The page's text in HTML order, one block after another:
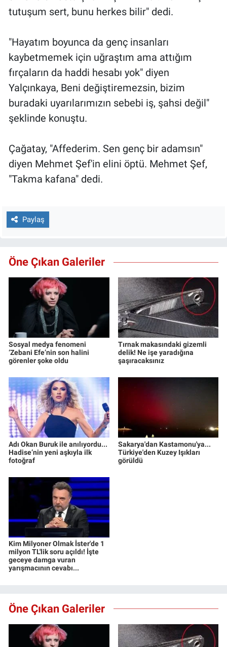
tutuşum sert, bunu herkes bilir" dedi.
"Hayatım boyunca da genç insanları
kaybetmemek için uğraştım ama attığım
fırçaların da haddi hesabı yok" diyen
Yalçınkaya, Beni değiştiremezsin, bizim
buradaki uyarılarımızın sebebi iş, şahsi değil"
şeklinde konuştu.
Çağatay, "Affederim. Sen genç bir adamsın"
diyen Mehmet Şef'in elini öptü. Mehmet Şef,
"Takma kafana" dedi.
Paylaş
Öne Çıkan Galeriler
Sosyal medya fenomeni
‘Zebani Efe’nin son halini
görenler şoke oldu
Tırnak makasındaki gizemli
delik! Ne işe yaradığına
şaşıracaksınız
Adı Okan Buruk ile anılıyordu...
Hadise’nin yeni aşkıyla ilk
fotoğraf
Sakarya'dan Kastamonu'ya...
Türkiye'den Kuzey Işıkları
görüldü
Kim Milyoner Olmak İster'de 1
milyon TL'lik soru açıldı! İşte
geceye damga vuran
yarışmacının cevabı...
Öne Çıkan Galeriler